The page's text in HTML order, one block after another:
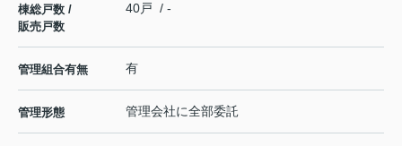
棟総戸数 /
販売戸数
40戸 / -
管理組合有無 有
管理形態 管理会社に全部委託